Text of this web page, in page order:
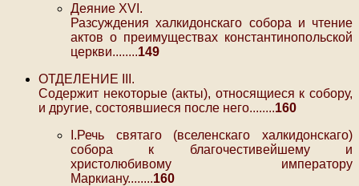
Деяние XVI.
Разсуждения халкидонскаго собора и чтение
актов о преимуществах константинопольской
церкви........149
ОТДЕЛЕНИЕ III.
Содержит некоторые (акты), относящиеся к собору,
и другие, состоявшиеся после него........160
I.Речь святаго (вселенскаго халкидонскаго)
собора к благочестивейшему и
христолюбивому императору
Маркиану........160